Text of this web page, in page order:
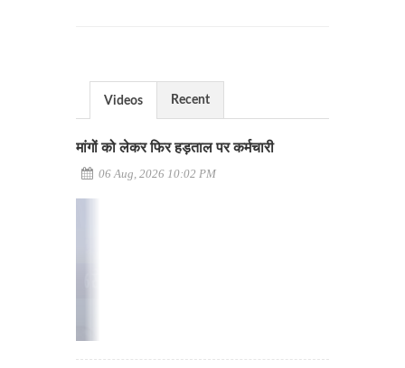
Videos Recent
मांगों को लेकर फिर हड़ताल पर कर्मचारी
06 Aug, 2026 10:02 PM